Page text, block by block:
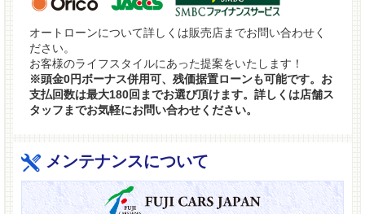
オートローンについて詳しくは販売店までお問い合わせく
ださい。
お客様のライフスタイルにあった提案をいたします！
※頭金0円ボーナス併用可、残価据置ローンも可能です。お
支払回数は最大180回までお選び頂けます。詳しくは店舗ス
タッフまでお気軽にお問い合わせください。
メンテナンスについて